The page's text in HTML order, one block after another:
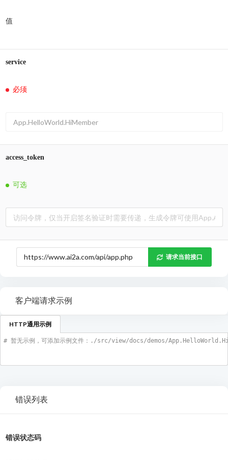
值
service
必须
access_token
可选
请求当前接口
客户端请求示例
HTTP通用示例
# 暂无示例，可添加示例文件：./src/view/docs/demos/
错误列表
错误状态码